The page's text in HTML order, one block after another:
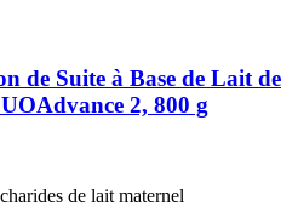
de Suite à Base de Lait de
2, 800 g
de lait maternel